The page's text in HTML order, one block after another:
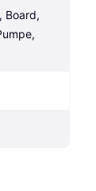
Board,